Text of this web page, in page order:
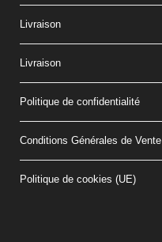
Livraison
Livraison
Politique de confidentialité
Conditions Générales de Vente
Politique de cookies (UE)